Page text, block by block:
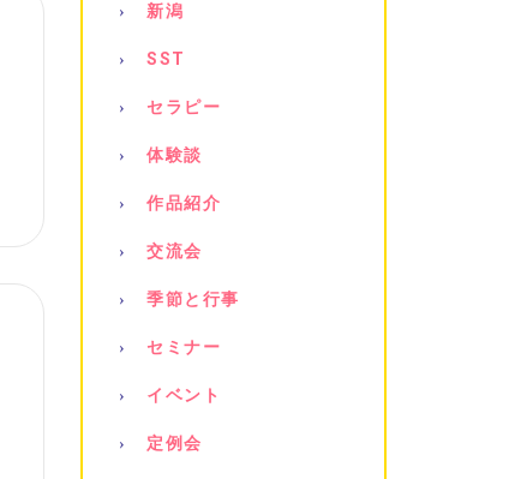
新潟
SST
セラピー
体験談
作品紹介
交流会
季節と行事
セミナー
イベント
定例会